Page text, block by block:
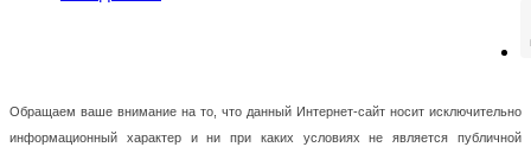
Обращаем ваше внимание на то, что данный Интернет-сайт носит исключительно
информационный характер и ни при каких условиях не является публичной